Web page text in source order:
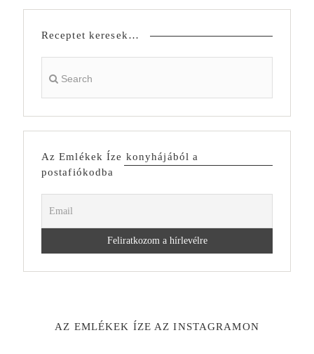
Receptet keresek…
Az Emlékek Íze konyhájából a
postafiókodba
AZ EMLÉKEK ÍZE AZ INSTAGRAMON